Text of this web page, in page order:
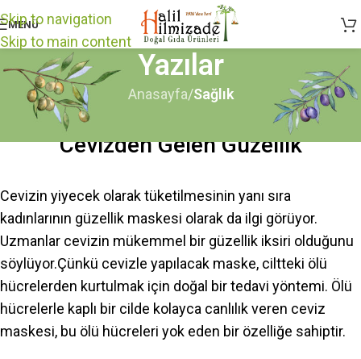
Skip to navigation
Skip to main content
MENÜ
Yazılar
Anasayfa/Sağlık
Cevizden Gelen Güzellik
Cevizin yiyecek olarak tüketilmesinin yanı sıra
kadınlarının güzellik maskesi olarak da ilgi görüyor.
Uzmanlar cevizin mükemmel bir güzellik iksiri olduğunu
söylüyor.Çünkü cevizle yapılacak maske, ciltteki ölü
hücrelerden kurtulmak için doğal bir tedavi yöntemi. Ölü
hücrelerle kaplı bir cilde kolayca canlılık veren ceviz
maskesi, bu ölü hücreleri yok eden bir özelliğe sahiptir.